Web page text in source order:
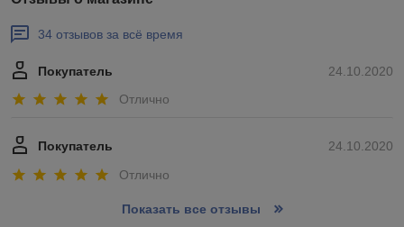
34 отзывов за всё время
24.10.2020
Покупатель
Отлично
24.10.2020
Покупатель
Отлично
Показать все отзывы